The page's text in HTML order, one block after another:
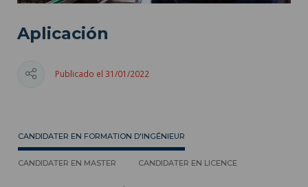
Aplicación
Publicado el 31/01/2022
CANDIDATER EN FORMATION D'INGÉNIEUR
CANDIDATER EN MASTER CANDIDATER EN LICENCE